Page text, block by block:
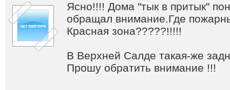
Ясно!!!! Дома "тык в притык"
обращал внимание.Где
Красная зона?????!!!!!
В Верхней Салде такая-же
Прошу обратить внимание !!!